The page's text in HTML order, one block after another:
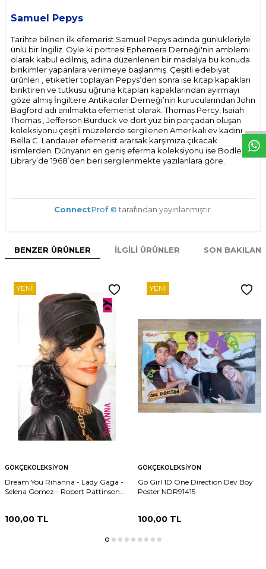
W
h
t
s
p
p
D
e
s
e
H
a
t
t
Samuel Pepys
Tarihte bilinen ilk efemerist Samuel Pepys adında günlükleriyle
ünlü bir İngiliz. Öyle ki portresi Ephemera Derneği'nin amblemi
olarak kabul edilmiş, adına düzenlenen bir madalya bu konuda
birikimler yapanlara verilmeye başlanmış. Çeşitli edebiyat
ürünleri , etiketler toplayan Pepys’den sonra ise kitap kapakları
biriktiren ve tutkusu uğruna kitapları kapaklarından ayırmayı
göze almış İngiltere Antikacılar Derneği’nin kurucularından John
Bagford adı anılmakta efemerist olarak. Thomas Percy, Isaiah
Thomas , Jefferson Burduck ve dört yüz bin parçadan oluşan
koleksiyonu çeşitli müzelerde sergilenen Amerikalı ev kadını
Bella C. Landauer efemerist ararsak karşımıza çıkacak
isimlerden. Dünyanın en geniş eferma koleksiyonu ise Bodleian
Library’de 1968’den beri sergilenmekte yazılanlara göre.
ConnectProf © tarafından yayınlanmıştır.
BENZER ÜRÜNLER İLGILI ÜRÜNLER SON
YENI
GÖKÇEKOLEKSIYON
Dream You Rihanna - Lady Gaga -
Selena Gomez - Robert Pattinson
100,00 TL
YENI
GÖKÇEKOLEKSIYON
Go Girl 1D One Direction Dev Boy
Poster NDR91415
100,00TL